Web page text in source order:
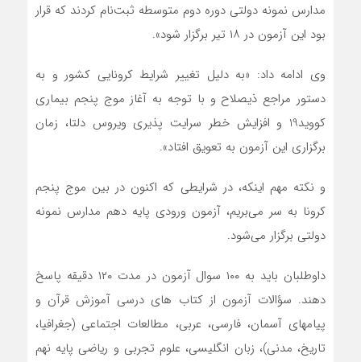
مدارس نمونه دولتی دوره دوم متوسطه ثبت‌نام کردند که قرار
بود این آزمون در ۱۸ تیر برگزار شود».
وی ادامه داد: «به دلیل تغییر شرایط کرونایی کشور و به
دستور مراجع ذیصلاح و با توجه به آغاز موج پنجم بیماری
کووید19 و افزایش خطر سرایت پذیری ویروس دلتا، زمان
برگزاری این آزمون‌ به تعویق افتاد».
و نکته مهم اینکه، در شرایطی که اکنون در بین موج پنجم
کرونا به سر می‌بریم، آزمون ورودی پایه دهم مدارس نمونه
دولتی برگزار می‌شود.
داوطلبان باید به ۱۰۰ سوال آزمون در مدت ۱۲۰ دقیقه پاسخ
دهند. سؤالات آزمون از کتاب های درسی آموزش قرآن و
پیامهای آسمان، فارسی، عربی، مطالعات اجتماعی (جغرافیا،
تاریخ، مدنی)، زبان انگلیسی، علوم تجربی و ریاضی پایه نهم